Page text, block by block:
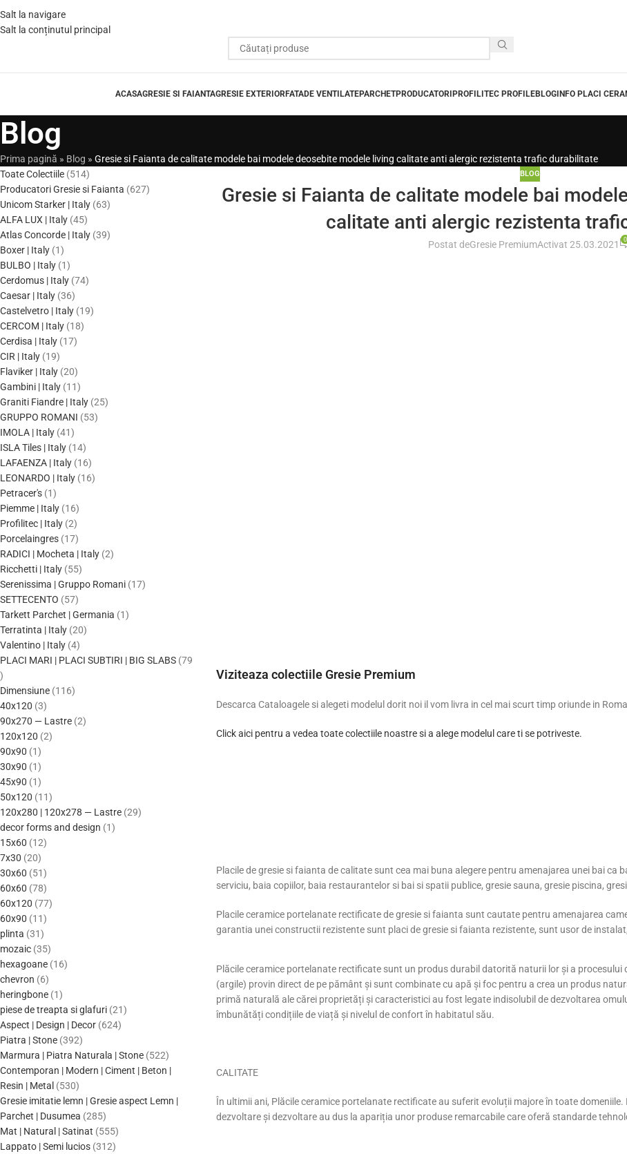
Salt la navigare
Salt la conținutul principal
ACASAGRESIE SI FAIANTAGRESIE EXTERIORFATADE VENTILATEPARCHETPRODUCATORI PROFILITEC PROFILEBLOG INFO PLACI
Blog
Prima pagină » Blog » Gresie si Faianta de calitate modele bai modele deosebite modele living calitate anti alergic rezistenta trafic durabilitate
Toate Colectiile 514
Producatori Gresie si Faianta 627
Unicom Starker | Italy 63
ALFA LUX | Italy 45
Atlas Concorde | Italy 39
Boxer | Italy 1
BULBO | Italy 1
Cerdomus | Italy 74
Caesar | Italy 36
Castelvetro | Italy 19
CERCOM | Italy 18
Cerdisa | Italy 17
CIR | Italy 19
Flaviker | Italy 20
Gambini | Italy 11
Graniti Fiandre | Italy 25
GRUPPO ROMANI 53
IMOLA | Italy 41
ISLA Tiles | Italy 14
LAFAENZA | Italy 16
LEONARDO | Italy 16
Petracer's 1
Piemme | Italy 16
Profilitec | Italy 2
Porcelaingres 17
RADICI | Mocheta | Italy 2
Ricchetti | Italy 55
Serenissima | Gruppo Romani 17
SETTECENTO 57
Tarkett Parchet | Germania 1
Terratinta | Italy 20
Valentino | Italy 4
PLACI MARI | PLACI SUBTIRI | BIG SLABS 79
Dimensiune 116
40x120 3
90x270 — Lastre 2
120x120 2
90x90 1
30x90 1
45x90 1
50x120 11
120x280 | 120x278 — Lastre 29
decor forms and design 1
15x60 12
7x30 20
30x60 51
60x60 78
60x120 77
60x90 11
plinta 31
mozaic 35
hexagoane 16
chevron 6
heringbone 1
piese de treapta si glafuri 21
Aspect | Design | Decor 624
Piatra | Stone 392
Marmura | Piatra Naturala | Stone 522
Contemporan | Modern | Ciment | Beton |
Resin | Metal
530
Gresie imitatie lemn | Gresie aspect Lemn |
Parchet | Dusumea 285
Mat | Natural | Satinat 555
Lappato | Semi lucios 312
BLOG
Gresie si Faianta de calitate modele bai
calitate anti alergic rezistenta
Postat deGresie PremiumActivat 25.03.2021 0
Viziteaza colectiile Gresie Premium
Descarca Cataloagele si alegeti modelul dorit noi il vom livra in cel mai scurt timp oriunde in
Click aici pentru a vedea toate colectiile noastre si a alege modelul care ti se potriveste.
Placile de gresie si faianta de calitate sunt cea mai buna alegere pentru amenajarea unei bai ca
serviciu, baia copiilor, baia restaurantelor si bai si spatii publice, gresie sauna, gresie piscina,
Placile ceramice portelanate rectificate de gresie si faianta sunt cautate pentru amenajarea
garantia unei constructii rezistente sunt placi de gresie si faianta rezistente, sunt usor de
Plăcile ceramice portelanate rectificate sunt un produs durabil datorită naturii lor și a
(argile) provin direct de pe pământ și sunt combinate cu apă și foc pentru a crea un produs
primă naturală ale cărei proprietăți și caracteristici au fost legate indisolubil de dezvoltarea
îmbunătăți condițiile de viață și nivelul de confort în habitatul său.
CALITATE
În ultimii ani, Plăcile ceramice portelanate rectificate au suferit evoluții majore în toate
dezvoltare și dezvoltare au dus la apariția unor produse remarcabile care oferă standarde